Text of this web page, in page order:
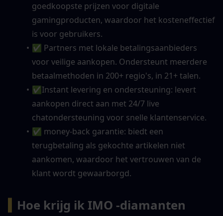
goedkoopste prijzen voor digitale
gamingproducten, waardoor het kosteneffectief
is voor gebruikers.
✅ Partners met lokale betalingsaanbieders
voor veilige aankopen. Ondersteunt meerdere
betaalmethoden in 200+ regio's, in 21+ talen.
✅Instant levering en ondersteuning: levert
aankopen direct aan met 24/7 live
chatondersteuning voor snelle klantenservice.
✅ money-back garantie: biedt een
terugbetaling als gekochte artikelen niet
aankomen, waardoor het vertrouwen van de
klant wordt gewaarborgd.
Hoe krijg ik IMO -diamanten